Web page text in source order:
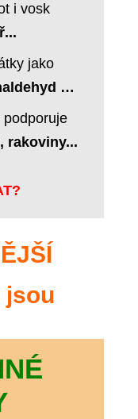
i vosk
jako
…
podporuje
rakoviny...
jsou